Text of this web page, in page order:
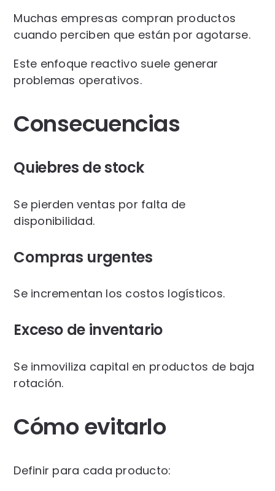
Muchas empresas compran productos
cuando perciben que están por agotarse.
Este enfoque reactivo suele generar
problemas operativos.
Consecuencias
Quiebres de stock
Se pierden ventas por falta de
disponibilidad.
Compras urgentes
Se incrementan los costos logísticos.
Exceso de inventario
Se inmoviliza capital en productos de baja
rotación.
Cómo evitarlo
Definir para cada producto: